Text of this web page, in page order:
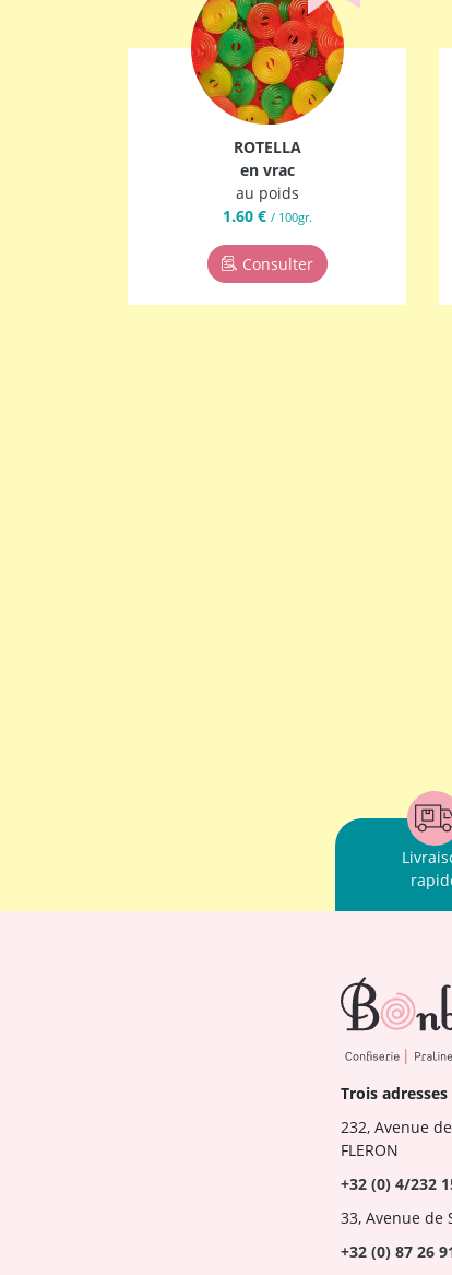
ROTELLA
en vrac
au poids
1.60 € / 100gr.
Consulter
Trois adresses
232, Avenue
FLERON
+32 (0) 4/232
33, Avenue de
+32 (0) 87 26